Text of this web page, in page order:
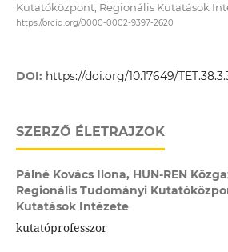
Kutatóközpont, Regionális Kutatások
https://orcid.org/0000-0002-9397-2620
DOI: https://doi.org/10.17649/
SZERZŐ ÉLETRAJZOK
Pálné Kovács Ilona, HUN-REN
Regionális Tudományi
Kutatások Intézete
kutatóprofesszor